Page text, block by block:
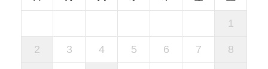
1
2 3 4 5 6 7 8